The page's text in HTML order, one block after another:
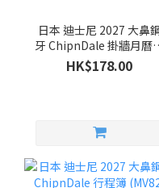
日本 迪士尼 2027 大鼻鋼
牙 ChipnDale 掛牆月曆
夾 (MV84)
HK$178.00